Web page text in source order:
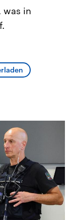
die Vereinigten
Ländern
Einfluss auf
was in